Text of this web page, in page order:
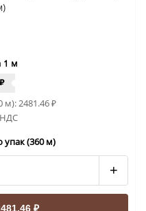
1 м
₽
м):2481.46₽
упак (360 м)
+
₽